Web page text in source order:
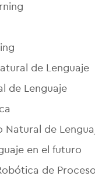
de Lenguaje
de Lenguaje
Natural de
en el futuro
de